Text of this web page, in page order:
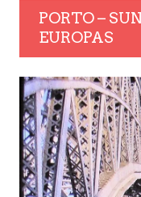
PORTO –
EUROPAS